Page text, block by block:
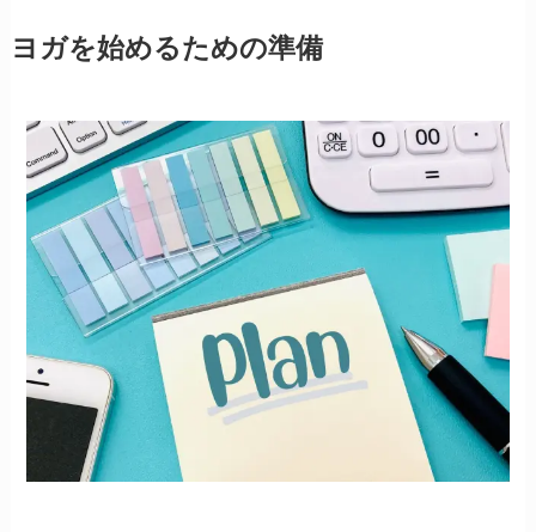
ヨガを始めるための準備